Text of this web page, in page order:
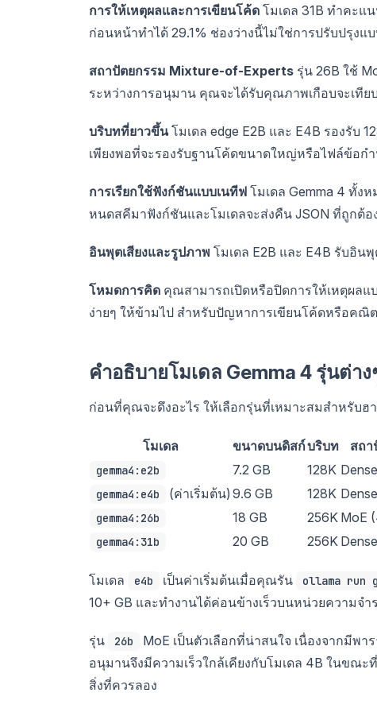
การให้เหตุผลและการเขียนโค้ด โมเดล 31B ทำคะแ
ก่อนหน้าทำได้ 29.1% ช่องว่างนี้ไม่ใช่การปรับปรุง
สถาปัตยกรรม Mixture-of-Experts รุ่น 26B ใช้
ระหว่างการอนุมาน คุณจะได้รับคุณภาพเกือบจะเทีย
บริบทที่ยาวขึ้นโมเดล edge E2B และ E4B รองรับ
เพียงพอที่จะรองรับฐานโค้ดขนาดใหญ่หรือไฟล์ข้อก
การเรียกใช้ฟังก์ชันแบบเนทีฟ โมเดล Gemma 4 ทั้ง
หนดสคีมาฟังก์ชันและโมเดลจะส่งคืน JSON ที่ถูกต้
อินพุตเสียงและรูปภาพ โมเดล E2B และ E4B รับอิ
โหมดการคิด คุณสามารถเปิดหรือปิดการให้เหตุผล
ง่ายๆ ให้ข้ามไป สำหรับปัญหาการเขียนโค้ดหรือคณิ
คำอธิบายโมเดล Gemma 4 รุ่นต่าง
ก่อนที่คุณจะดึงอะไร ให้เลือกรุ่นที่เหมาะสมสำหรับฮ
โมเดล ขนาดบนดิสก์บริบท สถา
gemma4:e2b 7.2 GB 128K Dense
gemma4:e4b (ค่าเริ่มต้น) 9.6 GB 128K Dense
gemma4:26b 18 GB 256K MoE
gemma4:31b 20 GB 256K Dense
โมเดล e4b เป็นค่าเริ่มต้นเมื่อคุณรัน ollama run
10+ GB และทำงานได้ค่อนข้างเร็วบนหน่วยความจำ
รุ่น 26b
MoE เป็นตัวเลือกที่น่าสนใจ เนื่องจากมีพ
อนุมานจึงมีความเร็วใกล้เคียงกับโมเดล 4B ในขณ
สิ่งที่ควรลอง